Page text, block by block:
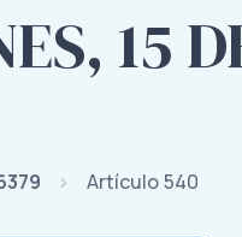
15
Artículo 540